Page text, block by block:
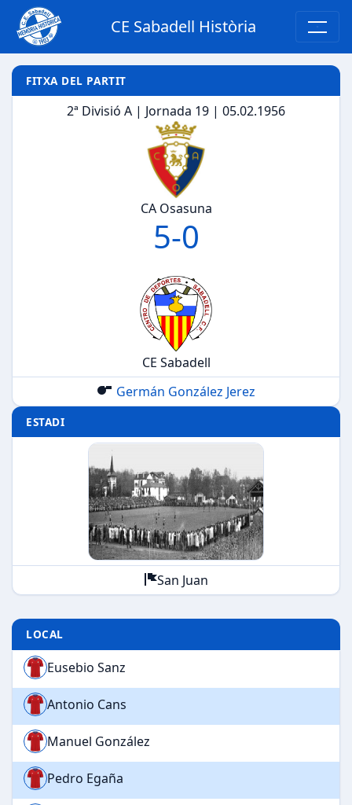
CE Sabadell Història
FITXA DEL PARTIT
2ª Divisió A | Jornada 19 | 05.02.1956
CA Osasuna
5-0
CE Sabadell
Germán González Jerez
ESTADI
San Juan
LOCAL
Eusebio Sanz
Antonio Cans
Manuel González
Pedro Egaña